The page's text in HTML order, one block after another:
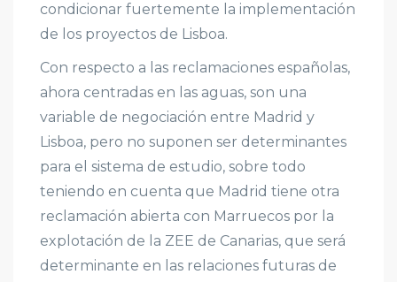
condicionar fuertemente la implementación
de los proyectos de Lisboa.
Con respecto a las reclamaciones españolas,
ahora centradas en las aguas, son una
variable de negociación entre Madrid y
Lisboa, pero no suponen ser determinantes
para el sistema de estudio, sobre todo
teniendo en cuenta que Madrid tiene otra
reclamación abierta con Marruecos por la
explotación de la ZEE de Canarias, que será
determinante en las relaciones futuras de